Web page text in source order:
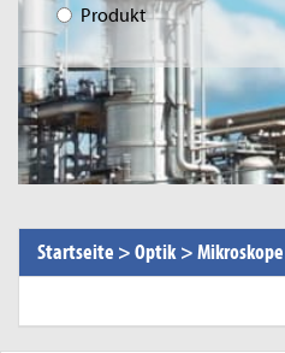
Produkt
Startseite >Optik >Mikroskope